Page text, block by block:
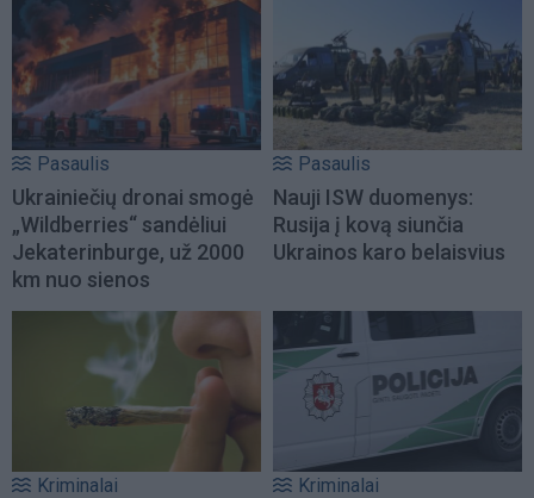
Pasaulis
Ukrainiečių dronai smogė
„Wildberries“ sandėliui
Jekaterinburge, už 2000
km nuo sienos
Pasaulis
Nauji ISW duomenys:
Rusija į kovą siunčia
Ukrainos karo belaisvius
Kriminalai Kriminalai